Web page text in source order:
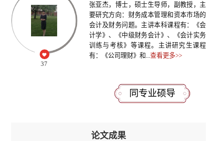
37
张亚杰，博士，硕士生导师，副教授，主
要研究方向：财务成本管理和资本市场的
会计及财务问题。主讲本科课程有：《会
计学》、《中级财务会计》、《会计实务
训练与考核》等课程。主讲研究生课程
有：《公司理财》和... 查看更多>>
同专业硕导
论文成果